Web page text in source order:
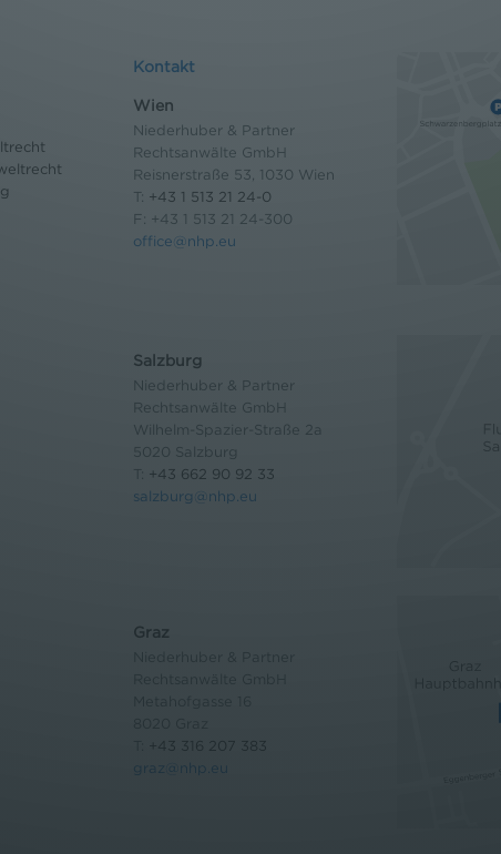
Kontakt
Wien
Niederhuber & Partner
Rechtsanwälte GmbH
Reisnerstraße 53, 1030 Wien
T: +43 1 513 21 24-0
F: +43 1 513 21 24-300
office@nhp.eu
Salzburg
Niederhuber & Partner
Rechtsanwälte GmbH
Wilhelm-Spazier-Straße 2a
5020 Salzburg
T: +43 662 90 92 33
salzburg@nhp.eu
Graz
+43 316 207 383
graz@nhp.eu